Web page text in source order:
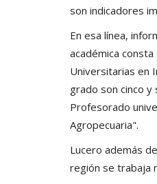
son indicadores
En esa línea,
académica
Universitarias en
grado son cinco y
Profesorado
Agropecuaria".
Lucero además
región se trabaja